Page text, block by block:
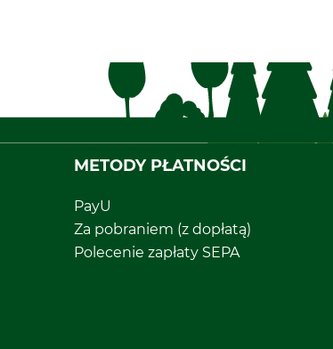
METODY PŁATNOŚCI
PayU
Za pobraniem (z dopłatą)
Polecenie zapłaty SEPA